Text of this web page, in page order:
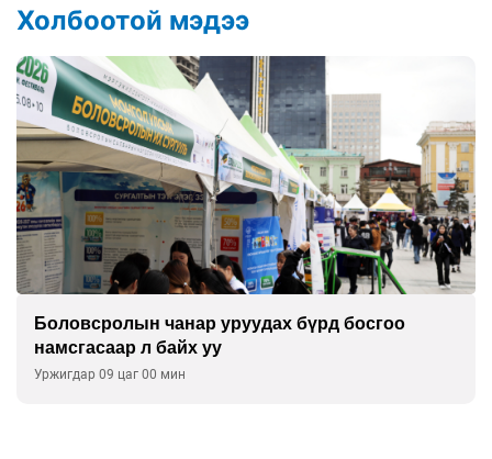
Холбоотой мэдээ
Боловсролын чанар уруудах бүрд босгоо
намсгасаар л байх уу
Уржигдар 09 цаг 00 мин